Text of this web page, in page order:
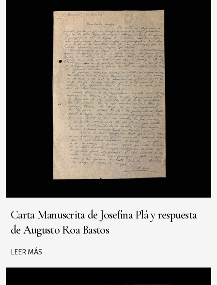
Carta Manuscrita de Josefina Plá y respuesta
de Augusto Roa Bastos
LEER MÁS